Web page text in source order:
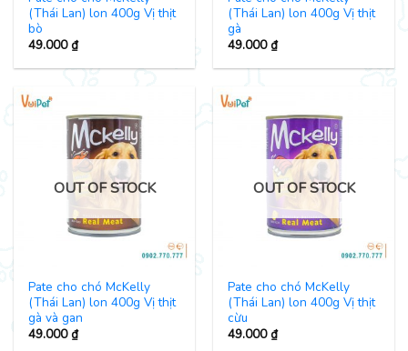
(Thái Lan) lon 400g Vị thịt
bò
49.000₫
(Thái Lan) lon 400g Vị thịt
gà
49.000₫
OUT OF STOCK
Pate cho chó McKelly
(Thái Lan) lon 400g Vị thịt
gà và gan
49.000₫
OUT OF STOCK
Pate cho chó McKelly
(Thái Lan) lon 400g Vị thịt
cừu
49.000₫